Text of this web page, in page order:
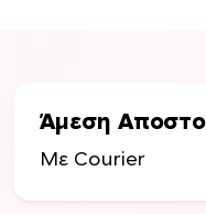
Άμεση
Με Courier